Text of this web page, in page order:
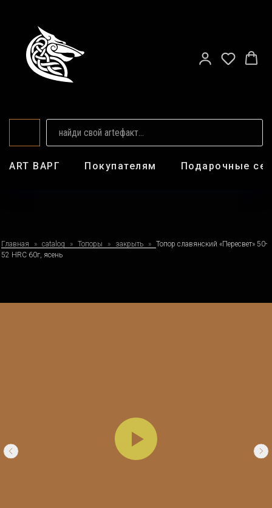
ART ВАРГ Покупателям Подарочные
Главная catalog Топоры закрыть
Топор славянский «Пересвет» 50-
52 HRC 60г, ясень